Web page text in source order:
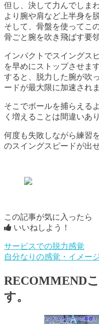
但し、決して力んでしま
より腕や肩など上半身を
そして、骨盤を使ってこ
骨ごと腕を吹き飛ばす要
インパクトでスイングス
を早めにストップさせます
すると、脱力した腕が吹
ードが最大限に加速されま
そこでボールを捕らえる
く増えることは間違いあ
何度も失敗しながら練習
のスイングスピードが出
この記事が気に入ったら
いいねしよう！
サービスでの脱力感覚
自分なりの感覚・イメー
RECOMMEND
す。